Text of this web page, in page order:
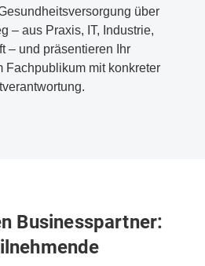
über
– aus Praxis, IT, Industrie,
– und präsentieren Ihr
Fachpublikum mit konkreter
Businesspartner: